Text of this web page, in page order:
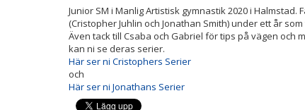
Junior SM i Manlig Artistisk gymnastik 2020 i
(Cristopher Juhlin och Jonathan Smith) under ett år
Även tack till Csaba och Gabriel för tips på vägen och
kan ni se deras serier.
Här ser ni Cristophers Serier
och
Här ser ni Jonathans Serier